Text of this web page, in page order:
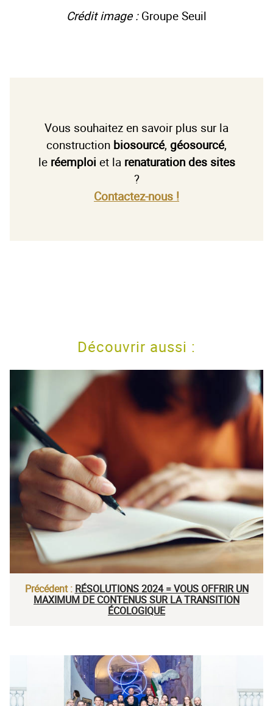
Crédit image :Groupe Seuil
Vous souhaitez en savoir plus sur la
construction biosourcé, géosourcé,
le réemploi et la renaturation des sites
?
Contactez-nous !
Découvrir aussi :
Précédent : RÉSOLUTIONS 2024 = VOUS OFFRIR UN
MAXIMUM DE CONTENUS SUR LA TRANSITION
ÉCOLOGIQUE